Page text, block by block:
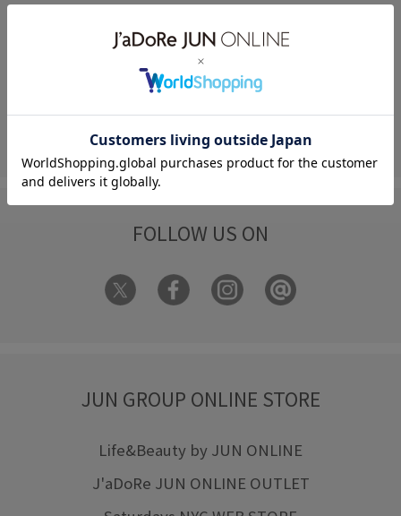
FOLLOW US ON
JUN GROUP ONLINE STORE
Life&Beauty by JUN ONLINE
J'aDoRe JUN ONLINE OUTLET